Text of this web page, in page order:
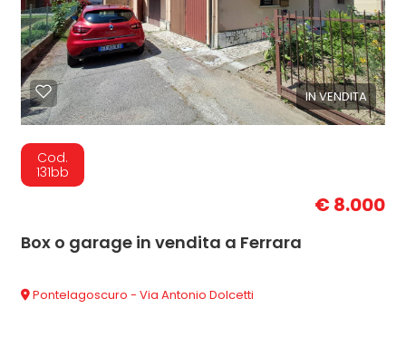
IN VENDITA
Cod.
131bb
€ 8.000
Box o garage in vendita a Ferrara
Pontelagoscuro - Via Antonio Dolcetti